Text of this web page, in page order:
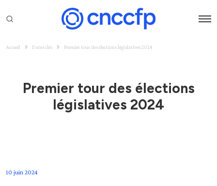
Accueil Dates clés Premier tour des élections législatives 2024
Premier tour des élections
législatives 2024
10 juin 2024